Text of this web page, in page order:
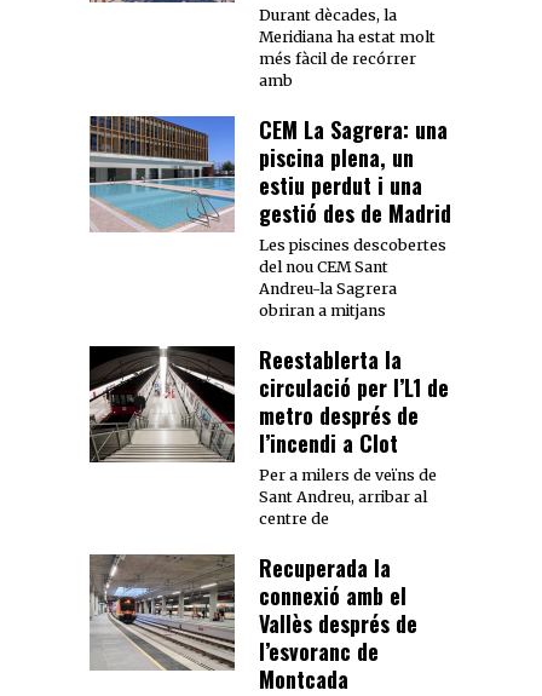
Durant dècades, la
Meridiana ha estat molt
més fàcil de recórrer
amb
CEM La Sagrera: una
piscina plena, un
estiu perdut i una
gestió des de Madrid
Les piscines descobertes
del nou CEM Sant
Andreu-la Sagrera
obriran a mitjans
Reestablerta la
circulació per l’L1 de
metro després de
l’incendi a Clot
Per a milers de veïns de
Sant Andreu, arribar al
centre de
Recuperada la
connexió amb el
Vallès després de
l’esvoranc de
Montcada